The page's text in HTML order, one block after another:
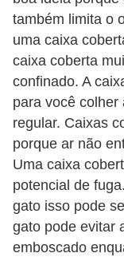
também limita o
uma caixa
caixa coberta
confinado. A
para você colher
regular. Caixas
porque ar não
Uma caixa
potencial de
gato isso pode
gato pode evitar
emboscado
c
o
s
A
v
e
s
o
r
n